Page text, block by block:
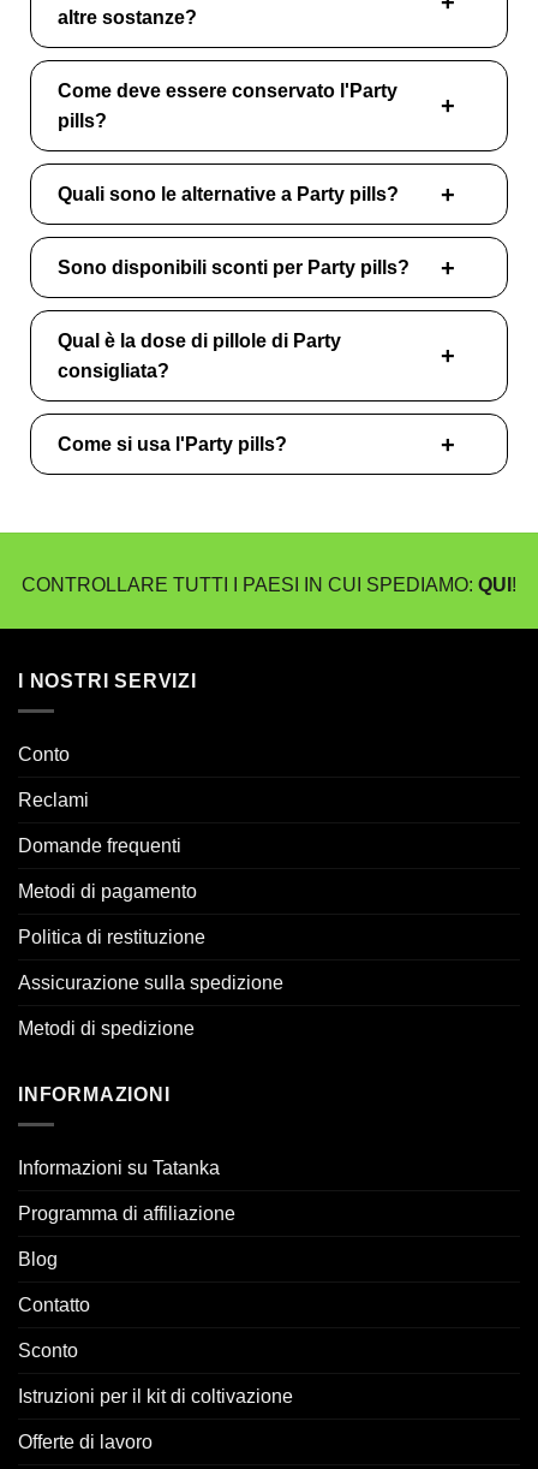
altre sostanze?
Come deve essere conservato l'Party
pills?
Quali sono le alternative a Party pills?
Sono disponibili sconti per Party pills?
Qual è la dose di pillole di Party
consigliata?
Come si usa l'Party pills?
CONTROLLARE TUTTI I PAESI IN CUI SPEDIAMO: QUI !
I NOSTRI SERVIZI
Conto
Reclami
Domande frequenti
Metodi di pagamento
Politica di restituzione
Assicurazione sulla spedizione
Metodi di spedizione
INFORMAZIONI
Informazioni su Tatanka
Programma di affiliazione
Blog
Contatto
Sconto
Istruzioni per il kit di coltivazione
Offerte di lavoro